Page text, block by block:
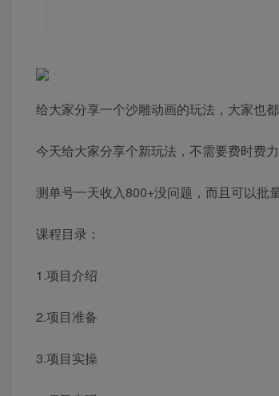
给大家分享一个沙雕动画的玩法，大家也
今天给大家分享个新玩法，不需要费时费
测单号一天收入800+没问题，而且可以批
课程目录：
1.项目介绍
2.项目准备
3.项目实操